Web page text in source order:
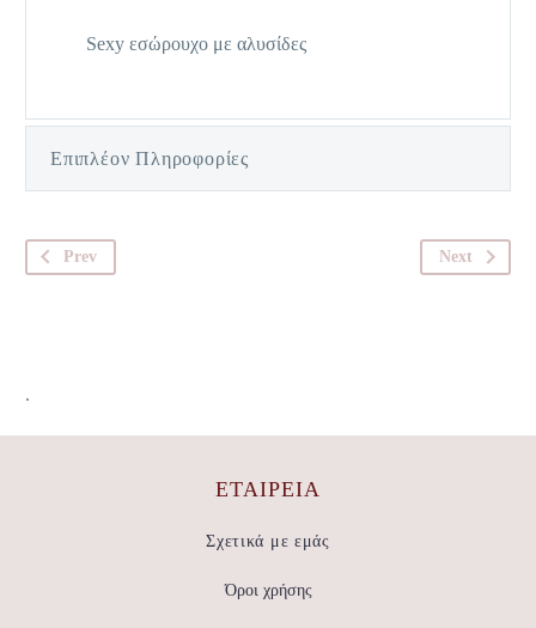
Sexy εσώρουχο με αλυσίδες
Επιπλέον Πληροφορίες
Prev Next
.
ΕΤΑΙΡΕΊΑ
Σχετικά με εμάς
Όροι χρήσης